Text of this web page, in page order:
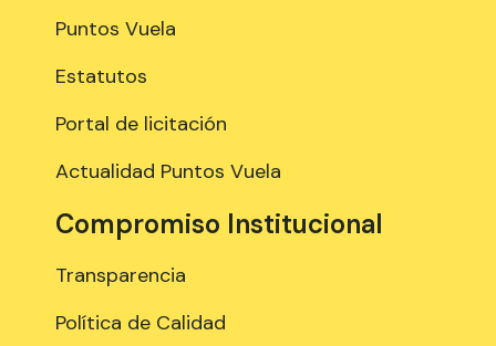
Puntos Vuela
Estatutos
Portal de licitación
Actualidad Puntos Vuela
Compromiso Institucional
Transparencia
Política de Calidad